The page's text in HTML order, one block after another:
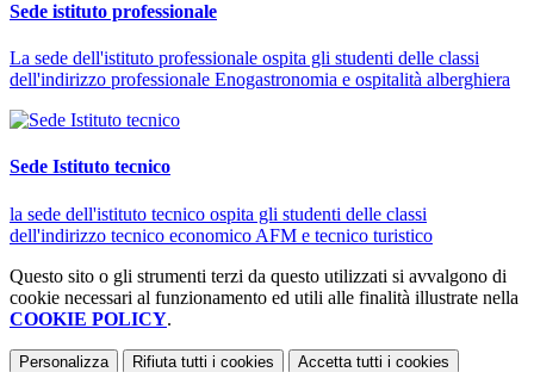
Sede istituto professionale
La sede dell'istituto professionale ospita gli studenti delle classi
dell'indirizzo professionale Enogastronomia e ospitalità alberghiera
Sede Istituto tecnico
la sede dell'istituto tecnico ospita gli studenti delle classi
dell'indirizzo tecnico economico AFM e tecnico turistico
Questo sito o gli strumenti terzi da questo utilizzati si avvalgono di
cookie necessari al funzionamento ed utili alle finalità illustrate nella
COOKIE POLICY.
Personalizza Rifiuta tutti i cookies Accetta tutti i cookies